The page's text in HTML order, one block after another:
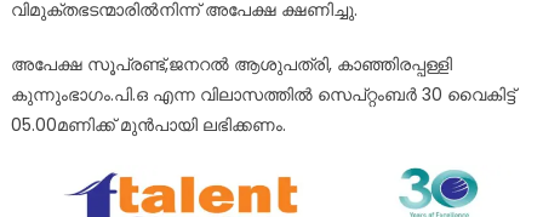
വിമുക്തഭടന്മാരിൽനിന്ന് അപേക്ഷ ക്ഷണിച്ചു.
അപേക്ഷ സൂപ്രണ്ട്,ജനറൽ ആശുപത്രി, കാഞ്ഞിരപ്പള്ളി
കുന്നുംഭാഗം.പി.ഒ എന്ന വിലാസത്തിൽ സെപ്റ്റംബർ 30 വൈകിട്ട്
05.00മണിക്ക് മുൻപായി ലഭിക്കണം.